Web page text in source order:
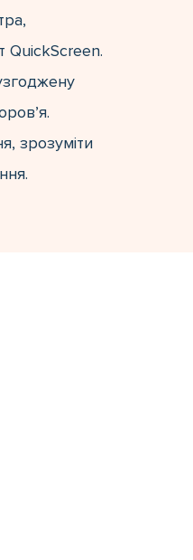
QuickScreen.
зрозуміти